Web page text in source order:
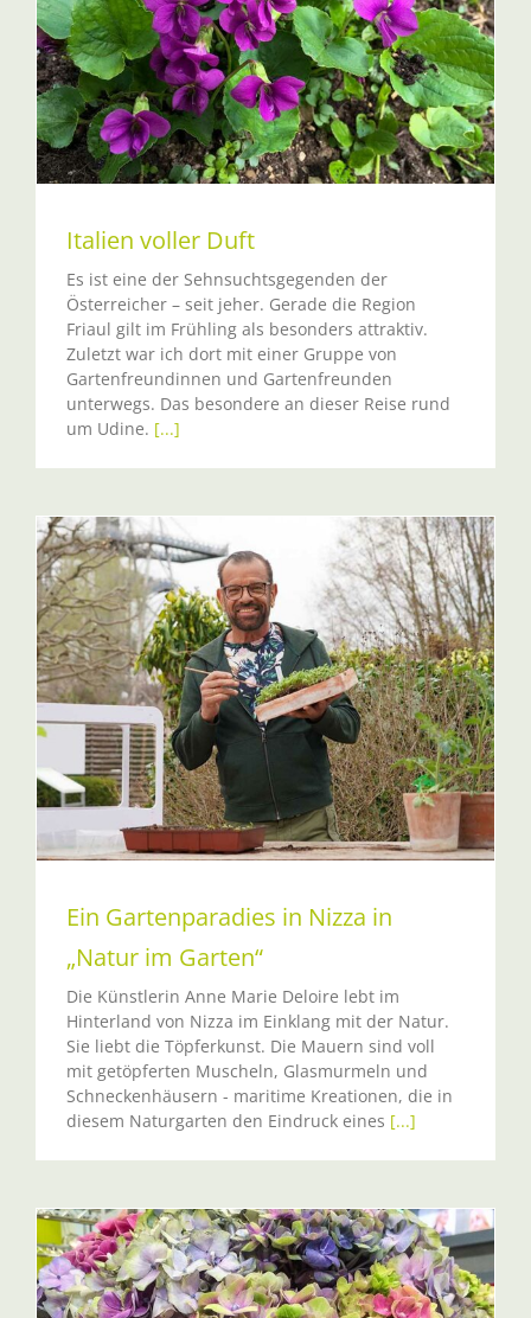
Italien voller Duft
Es ist eine der Sehnsuchtsgegenden der
Österreicher – seit jeher. Gerade die Region
Friaul gilt im Frühling als besonders attraktiv.
Zuletzt war ich dort mit einer Gruppe von
Gartenfreundinnen und Gartenfreunden
unterwegs. Das besondere an dieser Reise rund
um Udine. [...]
Ein Gartenparadies in Nizza in
„Natur im Garten“
Die Künstlerin Anne Marie Deloire lebt im
Hinterland von Nizza im Einklang mit der Natur.
Sie liebt die Töpferkunst. Die Mauern sind voll
mit getöpferten Muscheln, Glasmurmeln und
Schneckenhäusern - maritime Kreationen, die in
diesem Naturgarten den Eindruck eines [...]